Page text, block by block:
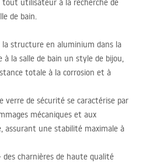
utilisateur à la recherche de
de bain.
structure en aluminium dans la
la salle de bain un style de bijou,
totale à la corrosion et à
verre de sécurité se caractérise par
mécaniques et aux
assurant une stabilité maximale à
charnières de haute qualité